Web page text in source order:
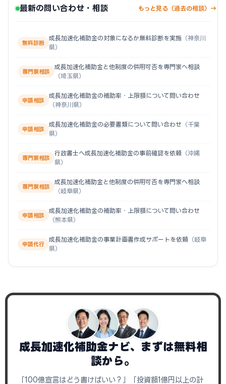
最新の問い合わせ・相談 もっと見る（過去の相談）→
無料診断
成長加速化補助金の対象になるか無料診断を実施 （神奈川
県）
専門家相談
成長加速化補助金と他制度の併用可否を専門家へ相談
（埼玉県）
申請相談
成長加速化補助金の補助率・上限額について問い合わせ
（神奈川県）
申請相談
成長加速化補助金の必要書類について問い合わせ （千葉
県）
専門家相談
行政書士へ成長加速化補助金の事前確認を依頼 （沖縄
県）
専門家相談
成長加速化補助金と他制度の併用可否を専門家へ相談
（岐阜県）
申請相談
成長加速化補助金の補助率・上限額について問い合わせ
（熊本県）
申請代行
成長加速化補助金の事業計画書作成サポートを依頼 （岐阜
県）
成長加速化補助金ナビ、まずは無料相
談から。
「100億宣言はどう書けばいい？」「投資額1億円以上の計